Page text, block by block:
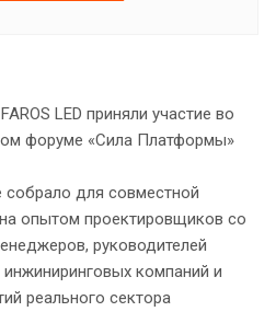
LED приняли участие во
форуме «Сила Платформы»
для совместной
опытом проектировщиков со
руководителей
компаний и
реального сектора